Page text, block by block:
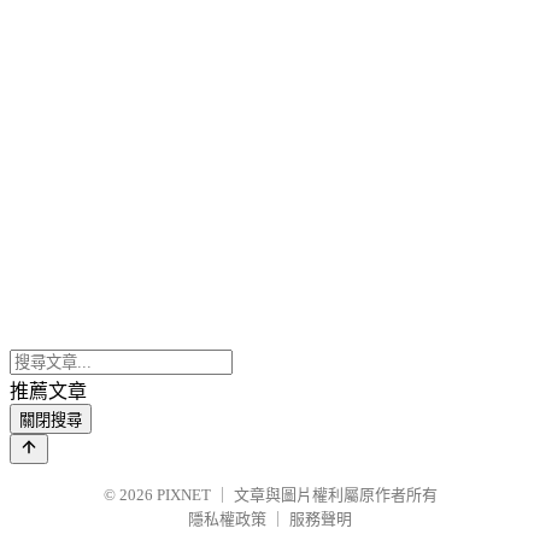
推薦文章
關閉搜尋
© 2026 PIXNET
文章與圖片權利屬原作者所有
隱私權政策
服務聲明